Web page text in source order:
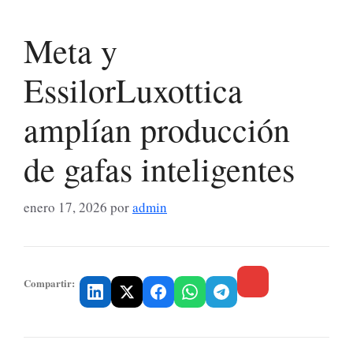
Meta y
EssilorLuxottica
amplían producción
de gafas inteligentes
enero 17, 2026 poradmin
Compartir: